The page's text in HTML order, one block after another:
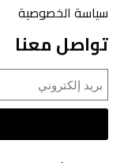
سياسة الخصوصية
تواصل معنا